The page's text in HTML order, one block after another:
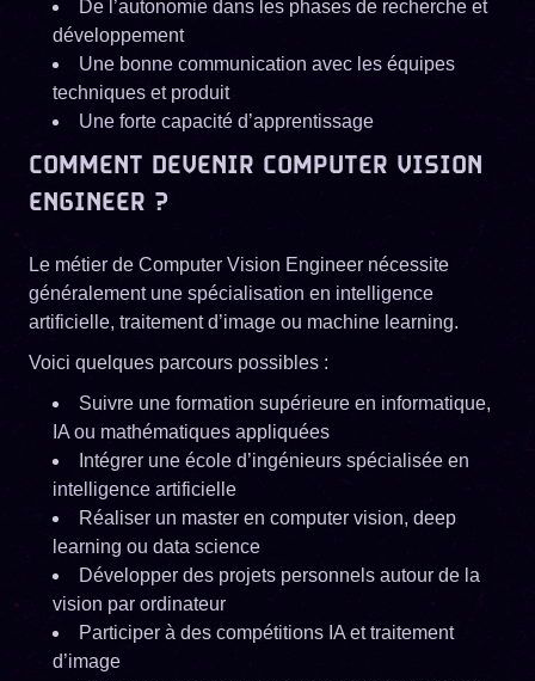
De l’autonomie dans les phases de recherche et
développement
Une bonne communication avec les équipes
techniques et produit
Une forte capacité d’apprentissage
COMMENT DEVENIR COMPUTER VISION
ENGINEER ?
Le métier de Computer Vision Engineer nécessite
généralement une spécialisation en intelligence
artificielle, traitement d’image ou machine learning.
Voici quelques parcours possibles :
Suivre une formation supérieure en informatique,
IA ou mathématiques appliquées
Intégrer une école d’ingénieurs spécialisée en
intelligence artificielle
Réaliser un master en computer vision, deep
learning ou data science
Développer des projets personnels autour de la
vision par ordinateur
Participer à des compétitions IA et traitement
d’image